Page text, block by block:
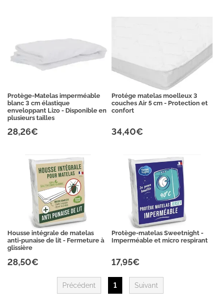
Protège-Matelas imperméable
blanc 3 cm élastique
enveloppant Lizo - Disponible en
plusieurs tailles
28,26€
Protége matelas moelleux 3
couches Air 5 cm - Protection et
confort
34,40€
Housse intégrale de matelas
anti-punaise de lit - Fermeture à
glissière
28,50€
Protège-matelas Sweetnight -
Imperméable et micro respirant
17,95€
Précédent 1 Suivant